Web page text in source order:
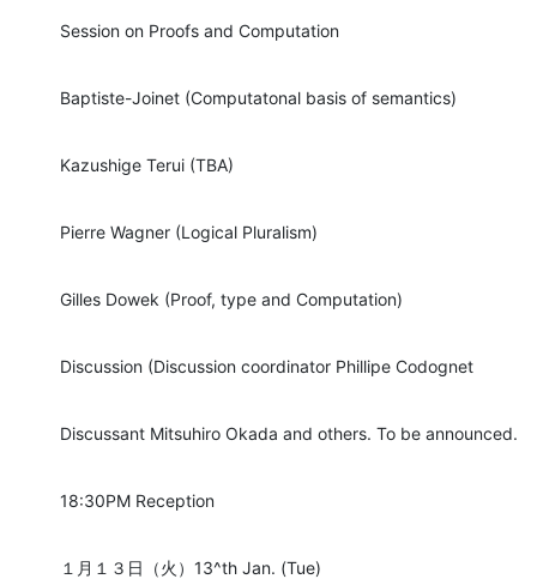
Session on Proofs and Computation
Baptiste-Joinet (Computatonal basis of semantics)
Kazushige Terui (TBA)
Pierre Wagner (Logical Pluralism)
Gilles Dowek (Proof, type and Computation)
Discussion (Discussion coordinator Phillipe Codognet
Discussant Mitsuhiro Okada and others. To be announced.
18:30PM Reception
１月１３日（火）13^th Jan. (Tue)